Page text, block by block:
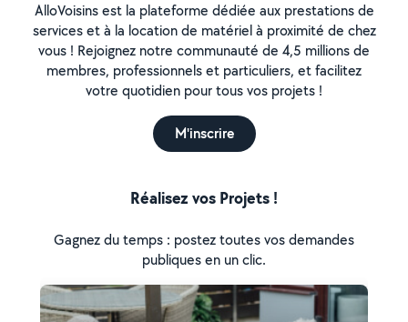
AlloVoisins est la plateforme dédiée aux prestations de
services et à la location de matériel à proximité de chez
vous ! Rejoignez notre communauté de 4,5 millions de
membres, professionnels et particuliers, et facilitez
votre quotidien pour tous vos projets !
M'inscrire
Réalisez vos Projets !
Gagnez du temps : postez toutes vos demandes
publiques en un clic.